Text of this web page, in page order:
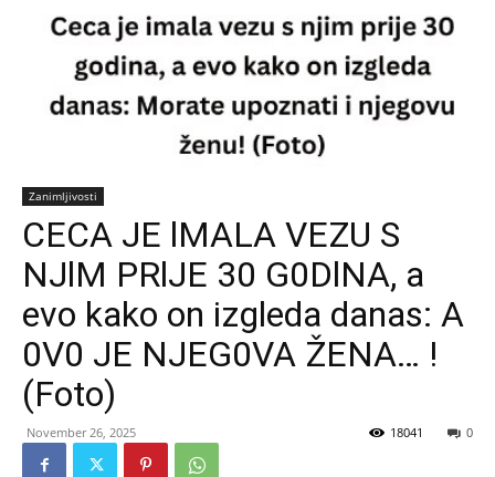
Zanimljivosti
CECA JE lMALA VEZU S
NJlM PRlJE 30 G0DlNA, a
evo kako on izgleda danas: A
0V0 JE NJEG0VA ŽENA… !
(Foto)
November 26, 2025 0
18041